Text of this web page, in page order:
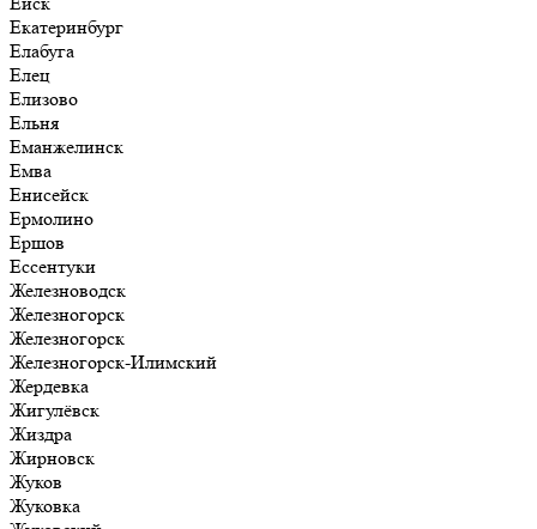
Екатеринбург
Елабуга
Елец
Елизово
Ельня
Еманжелинск
Емва
Енисейск
Ермолино
Ершов
Ессентуки
Железноводск
Железногорск
Железногорск
Железногорск-Илимский
Жердевка
Жигулёвск
Жиздра
Жирновск
Жуков
Жуковка